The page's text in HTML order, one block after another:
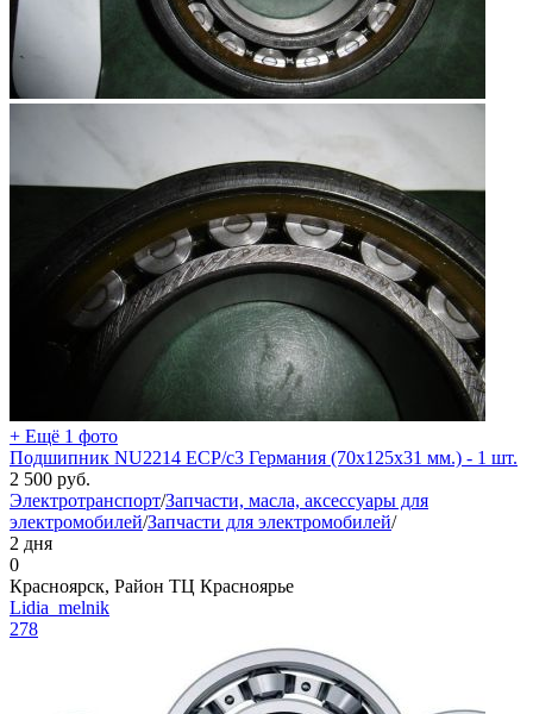
+ Ещё 1 фото
Подшипник NU2214 ECP/c3 Германия (70х125х31 мм.) - 1 шт.
2 500 руб.
Электротранспорт/Запчасти, масла, аксессуары для
электромобилей/Запчасти для электромобилей/
2 дня
0
Красноярск, Район ТЦ Красноярье
Lidia_melnik
278